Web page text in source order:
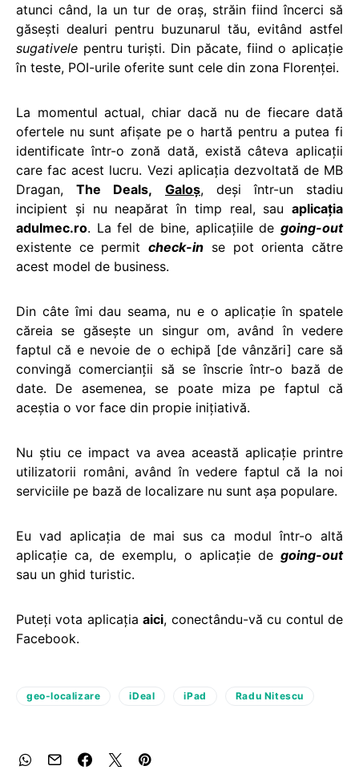
atunci când, la un tur de oraș, străin fiind încerci să
găsești dealuri pentru buzunarul tău, evitând astfel
sugativele pentru turiști. Din păcate, fiind o aplicație
în teste, POI-urile oferite sunt cele din zona Florenței.
La momentul actual, chiar dacă nu de fiecare dată
ofertele nu sunt afișate pe o hartă pentru a putea fi
identificate într-o zonă dată, există câteva aplicații
care fac acest lucru. Vezi aplicația dezvoltată de MB
Dragan, The Deals, Galoș, deși într-un stadiu
incipient și nu neapărat în timp real, sau aplicația
adulmec.ro. La fel de bine, aplicațiile de going-out
existente ce permitcheck-in se pot orienta către
acest model de business.
Din câte îmi dau seama, nu e o aplicație în spatele
căreia se găsește un singur om, având în vedere
faptul că e nevoie de o echipă [de vânzări] care să
convingă comercianții să se înscrie într-o bază de
date. De asemenea, se poate miza pe faptul că
aceștia o vor face din propie inițiativă.
Nu știu ce impact va avea această aplicație printre
utilizatorii români, având în vedere faptul că la noi
serviciile pe bază de localizare nu sunt așa populare.
Eu vad aplicația de mai sus ca modul într-o altă
aplicație ca, de exemplu, o aplicație de going-out
sau un ghid turistic.
Puteți vota aplicațiaaici, conectându-vă cu contul de
Facebook.
geo-localizare iDeal iPad Radu Nitescu